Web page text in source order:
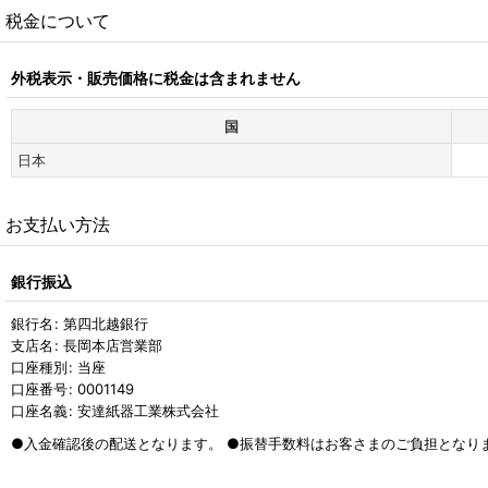
税金について
外税表示・販売価格に税金は含まれません
国
日本
お支払い方法
銀行振込
銀行名 : 第四北越銀行
支店名 : 長岡本店営業部
口座種別: 当座
口座番号: 0001149
口座名義: 安達紙器工業株式会社
●入金確認後の配送となります。 ●振替手数料はお客さまのご負担となり